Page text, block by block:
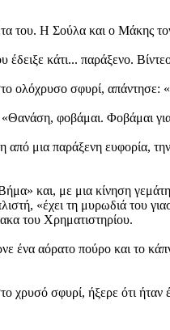
του. Η Σούλα και ο Μάκης
κάτι... παράξενο.
σφυρί, απάντησε:
φοβάμαι. Φοβάμαι
μια παράξενη ευφορία,
και, με μια κίνηση
«έχει τη μυρωδιά του
του Χρηματιστηρίου.
ένα αόρατο πούρο και το
σφυρί, ήξερε ότι ήταν